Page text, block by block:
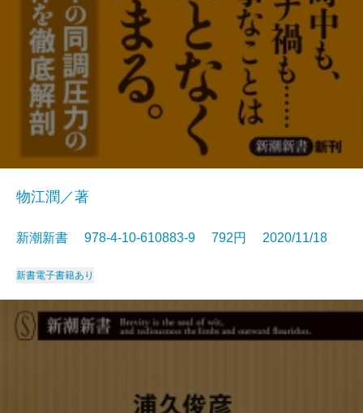
物江潤／著
新潮新書 978-4-10-610883-9 792円 2020/11/18
新書電子書籍あり